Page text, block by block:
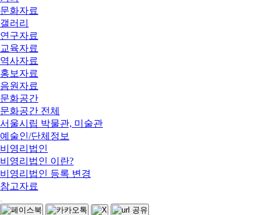
문화자료
갤러리
연구자료
교육자료
역사자료
홍보자료
음원자료
문화공간
문화공간 전체
서울시립 박물관, 미술관
예술인/단체정보
비영리법인
비영리법인 이란?
비영리법인 등록 변경
참고자료